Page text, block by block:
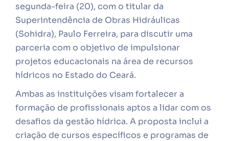
segunda-feira (20), com o titular da
Superintendência de Obras Hidráulicas
(Sohidra), Paulo Ferreira, para discutir uma
parceria com o objetivo de impulsionar
projetos educacionais na área de recursos
hídricos no Estado do Ceará.
Ambas as instituições visam fortalecer a
formação de profissionais aptos a lidar com os
desafios da gestão hídrica. A proposta inclui a
criação de cursos específicos e programas de